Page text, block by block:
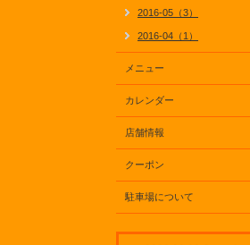
2016-05（3）
2016-04（1）
メニュー
カレンダー
店舗情報
クーポン
駐車場について